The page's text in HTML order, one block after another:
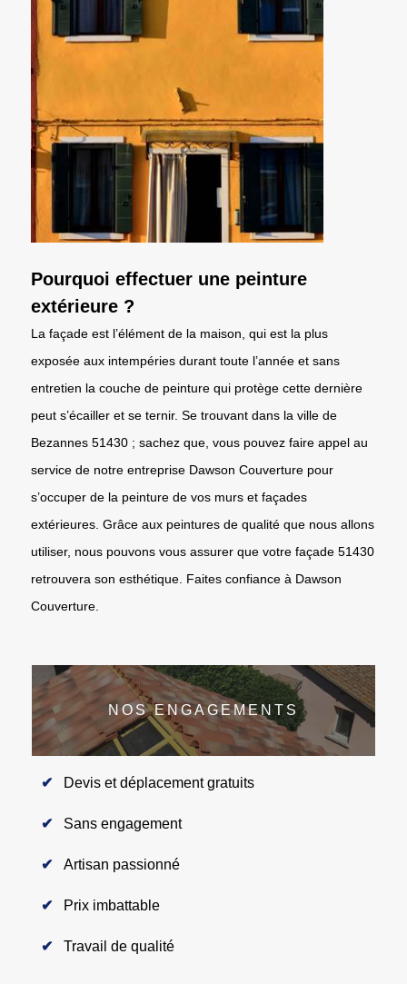
Pourquoi effectuer une peinture
extérieure ?
La façade est l’élément de la maison, qui est la plus
exposée aux intempéries durant toute l’année et sans
entretien la couche de peinture qui protège cette dernière
peut s’écailler et se ternir. Se trouvant dans la ville de
Bezannes 51430 ; sachez que, vous pouvez faire appel au
service de notre entreprise Dawson Couverture pour
s’occuper de la peinture de vos murs et façades
extérieures. Grâce aux peintures de qualité que nous allons
utiliser, nous pouvons vous assurer que votre façade 51430
retrouvera son esthétique. Faites confiance à Dawson
Couverture.
NOS ENGAGEMENTS
Devis et déplacement gratuits
Sans engagement
Artisan passionné
Prix imbattable
Travail de qualité